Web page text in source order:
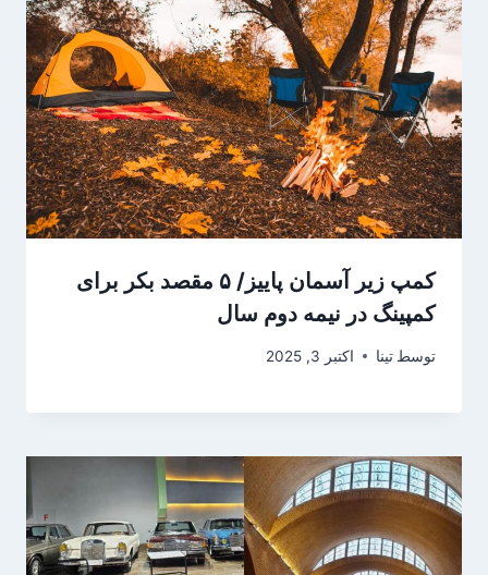
کمپ زیر آسمان پاییز/ ۵ مقصد بکر برای
کمپینگ در نیمه دوم سال
توسط تینا اکتبر 3, 2025